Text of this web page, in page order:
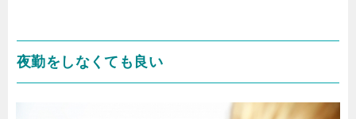
夜勤をしなくても良い